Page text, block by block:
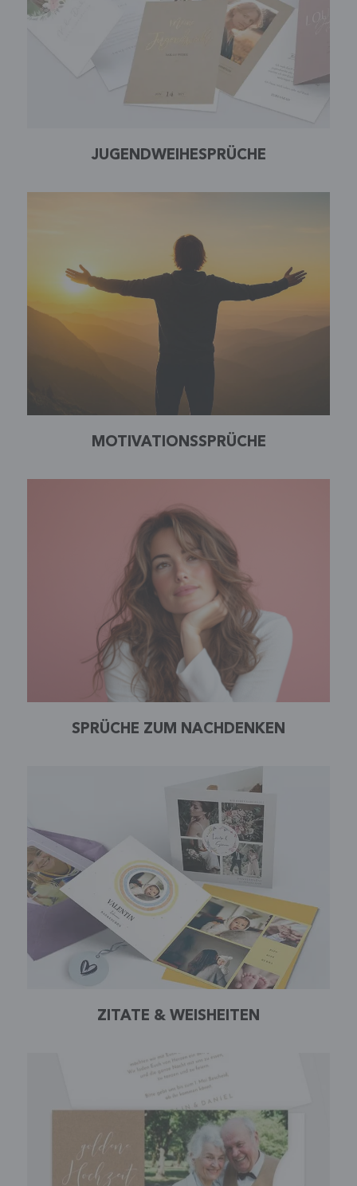
JUGENDWEIHESPRÜCHE
MOTIVATIONSSPRÜCHE
SPRÜCHE ZUM NACHDENKEN
ZITATE & WEISHEITEN